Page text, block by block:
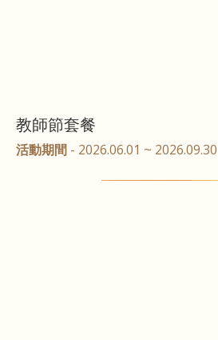
教師節套餐
活動期間 - 2026.06.01 ~ 2026.09.30